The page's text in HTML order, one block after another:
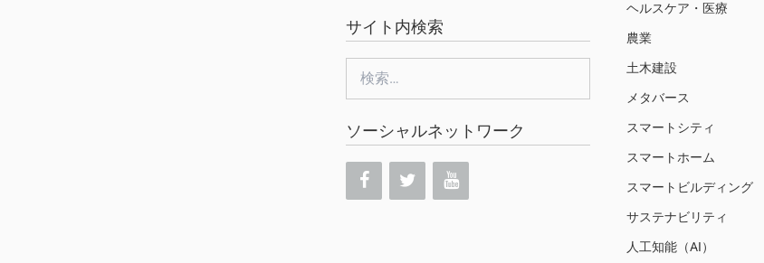
サイト内検索
索:
ソーシャルネットワーク
ヘルスケア・医療
農業
土木建設
メタバース
スマートシティ
スマートホーム
スマートビルディング
サステナビリティ
人工知能（AI）